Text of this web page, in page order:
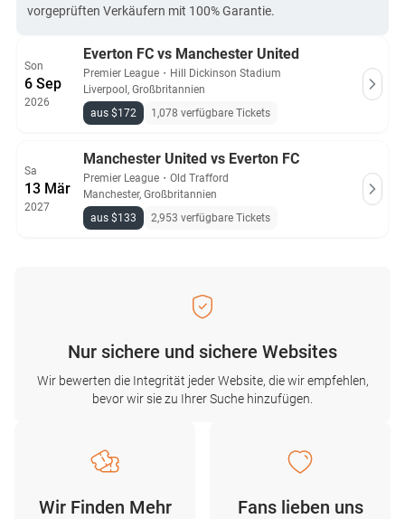
vorgeprüften Verkäufern mit 100% Garantie.
Son
6 Sep
2026
Everton FC vs Manchester United
Premier League ・ Hill Dickinson Stadium
Liverpool, Großbritannien
aus $172
1,078 verfügbare Tickets
Sa
13 Mär
2027
Manchester United vs Everton FC
Premier League ・ Old Trafford
Manchester, Großbritannien
aus $133
2,953 verfügbare Tickets
Nur sichere und sichere Websites
Wir bewerten die Integrität jeder Website, die wir empfehlen,
bevor wir sie zu Ihrer Suche hinzufügen.
Wir Finden Mehr
Fans lieben uns